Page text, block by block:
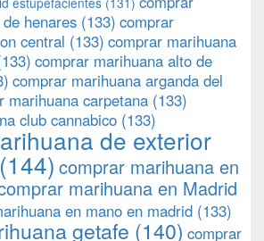
henares (133) comprar
central (133) comprar marihuana
comprar marihuana alto de
comprar marihuana arganda del
marihuana carpetana (133)
club cannabico (133)
de exterior
(144) comprar marihuana en
marihuana en Madrid
en mano en madrid (133)
getafe (140) comprar